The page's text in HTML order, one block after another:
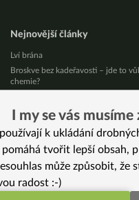
Nejnovější články
Lví brána
Broskve bez kadeřavosti – jde to
chemie?
let bez jediného důkazu
Léky mi snížili na minimum a štítná
zlepšila (Martina, 41 let)
Živý kurz vaření v Brně 25. 8. 2026
Přestaňte bojovat samy se sebou
10 tipů, jak zpracovat letní jablíčka
Už vás unavuje, že někdo pořád
I my se vás
k ukládání
tvořit lepší obsah,
může způsobit, že
radost :-)